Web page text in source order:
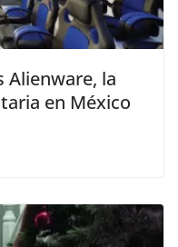
Alienware, la
en México